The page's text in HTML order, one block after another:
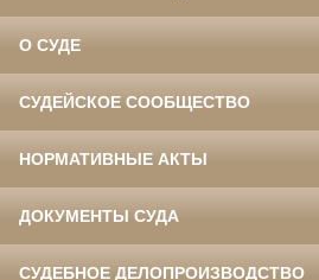
О СУДЕ
СУДЕЙСКОЕ СООБЩЕСТВО
НОРМАТИВНЫЕ АКТЫ
ДОКУМЕНТЫ СУДА
СУДЕБНОЕ ДЕЛОПРОИЗВОДСТВО